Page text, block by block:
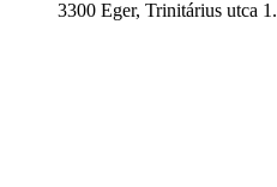
3300 Eger, Trinitárius utca 1.